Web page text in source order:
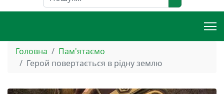
Головна
Пам'ятаємо
Герой повертається в рідну землю